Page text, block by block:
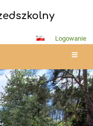
Logowanie